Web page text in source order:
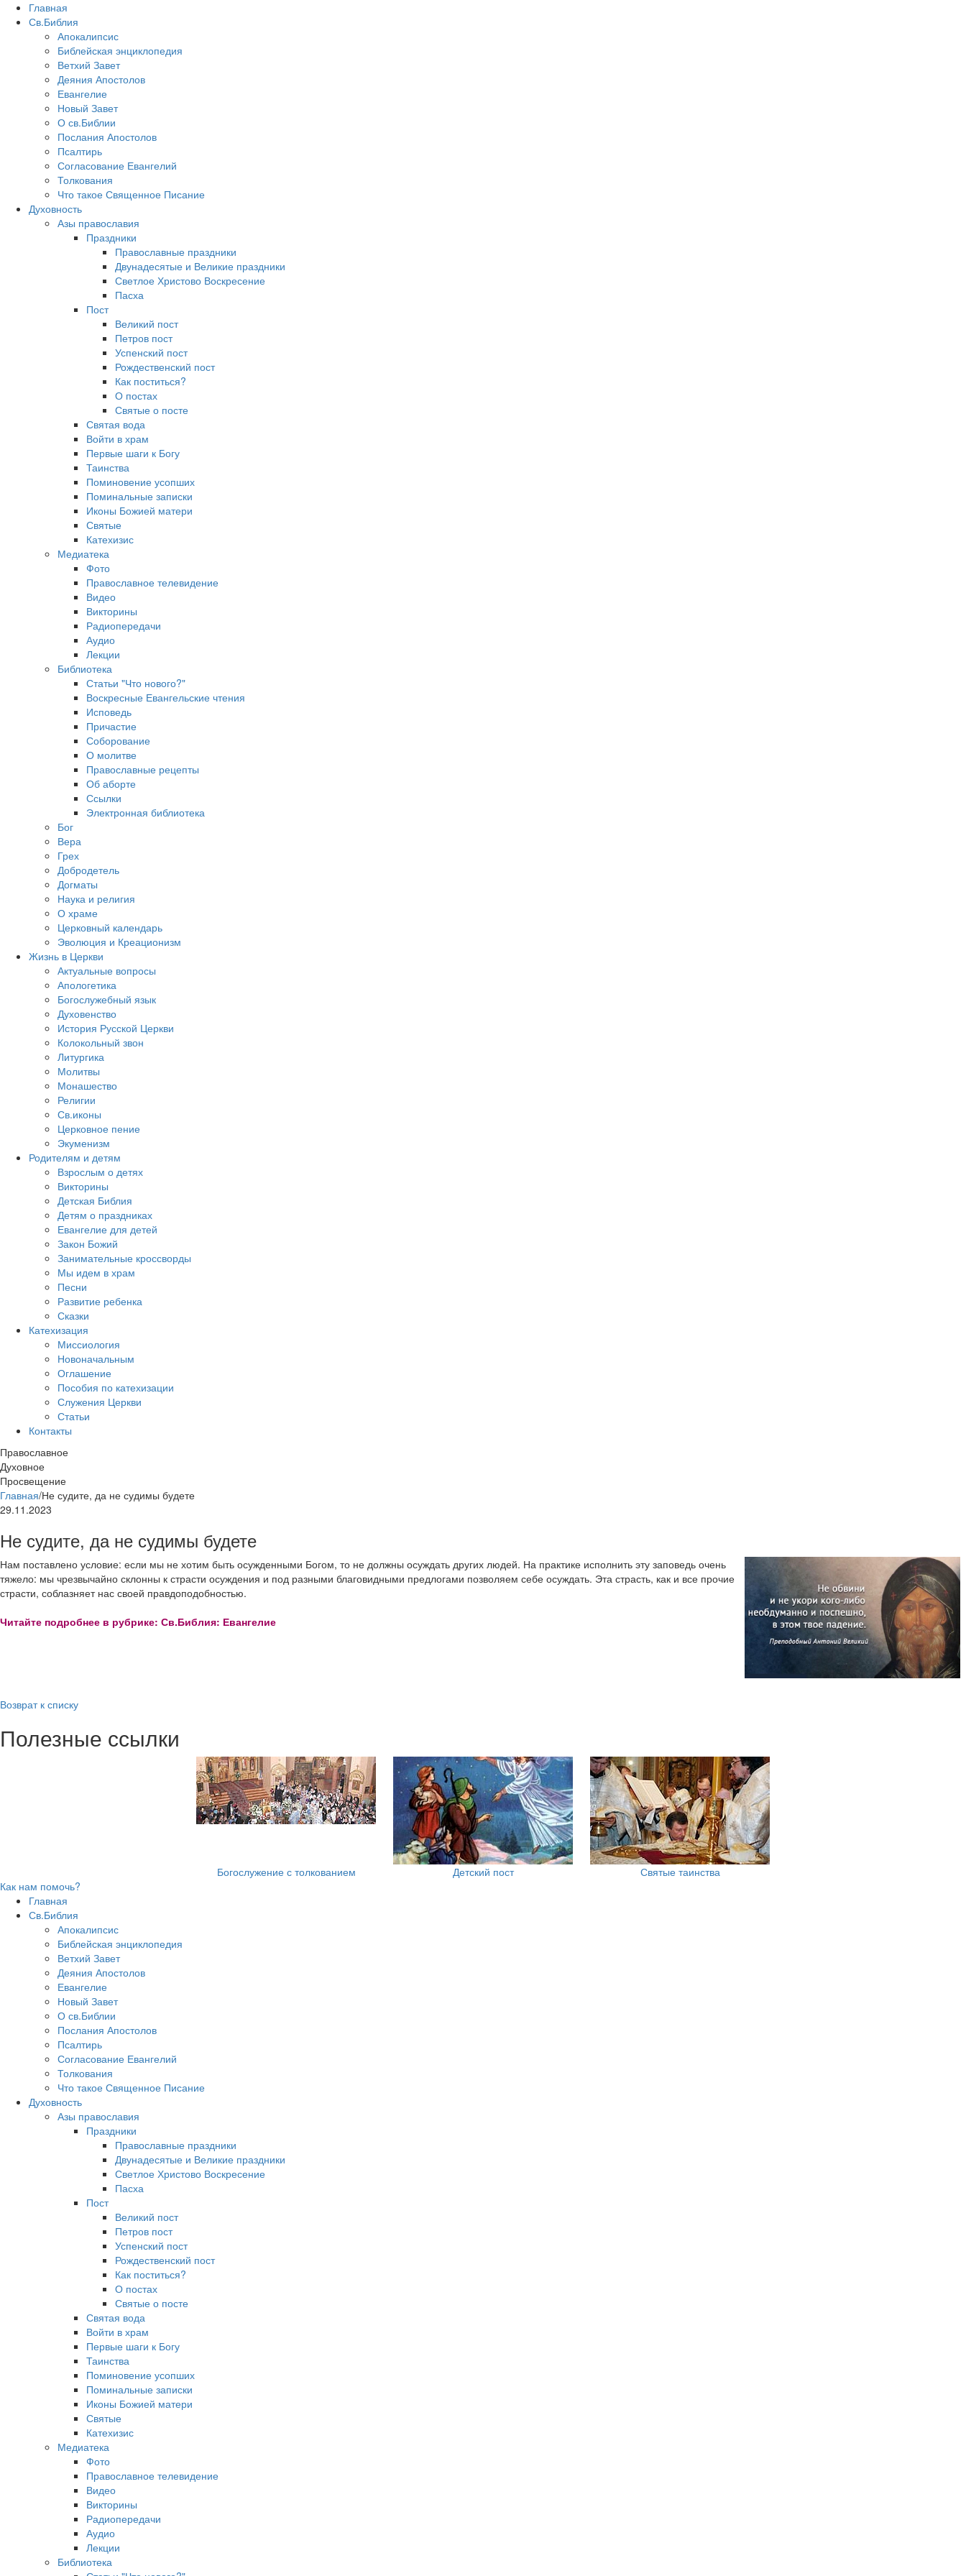
Главная
Св.Библия
Апокалипсис
Библейская энциклопедия
Ветхий Завет
Деяния Апостолов
Евангелие
Новый Завет
О св.Библии
Послания Апостолов
Псалтирь
Согласование Евангелий
Толкования
Что такое Священное Писание
Духовность
Азы православия
Праздники
Православные праздники
Двунадесятые и Великие праздники
Светлое Христово Воскресение
Пасха
Пост
Великий пост
Петров пост
Успенский пост
Рождественский пост
Как поститься?
О постах
Святые о посте
Святая вода
Войти в храм
Первые шаги к Богу
Таинства
Поминовение усопших
Поминальные записки
Иконы Божией матери
Святые
Катехизис
Медиатека
Фото
Православное телевидение
Видео
Викторины
Радиопередачи
Аудио
Лекции
Библиотека
Статьи "Что нового?"
Воскресные Евангельские чтения
Исповедь
Причастие
Соборование
О молитве
Православные рецепты
Об аборте
Ссылки
Электронная библиотека
Бог
Вера
Грех
Добродетель
Догматы
Наука и религия
О храме
Церковный календарь
Эволюция и Креационизм
Жизнь в Церкви
Актуальные вопросы
Апологетика
Богослужебный язык
Духовенство
История Русской Церкви
Колокольный звон
Литургика
Молитвы
Монашество
Религии
Св.иконы
Церковное пение
Экуменизм
Родителям и детям
Взрослым о детях
Викторины
Детская Библия
Детям о праздниках
Евангелие для детей
Закон Божий
Занимательные кроссворды
Мы идем в храм
Песни
Развитие ребенка
Сказки
Катехизация
Миссиология
Новоначальным
Оглашение
Пособия по катехизации
Служения Церкви
Статьи
Контакты
Православное
Духовное
Просвещение
Главная/Не судите, да не судимы будете
29.11.2023
Не судите, да не судимы будете
Нам поставлено условие: если мы не хотим быть осужденными Богом, то не должны осуждать других людей. На практике исполнить эту заповедь очень
тяжело: мы чрезвычайно склонны к страсти осуждения и под разными благовидными предлогами позволяем себе осуждать. Эта страсть, как и все прочие
страсти, соблазняет нас своей правдоподобностью.
Читайте подробнее в рубрике: Св.Библия: Евангелие
Возврат к списку
Полезные ссылки
Богослужение с толкованием Детский пост
Святые таинства
Как нам помочь?
Главная
Св.Библия
Апокалипсис
Библейская энциклопедия
Ветхий Завет
Деяния Апостолов
Евангелие
Новый Завет
О св.Библии
Послания Апостолов
Псалтирь
Согласование Евангелий
Толкования
Что такое Священное Писание
Духовность
Азы православия
Праздники
Православные праздники
Двунадесятые и Великие праздники
Светлое Христово Воскресение
Пасха
Пост
Великий пост
Петров пост
Успенский пост
Рождественский пост
Как поститься?
О постах
Святые о посте
Святая вода
Войти в храм
Первые шаги к Богу
Таинства
Поминовение усопших
Поминальные записки
Иконы Божией матери
Святые
Катехизис
Медиатека
Фото
Православное телевидение
Видео
Викторины
Радиопередачи
Аудио
Лекции
Библиотека